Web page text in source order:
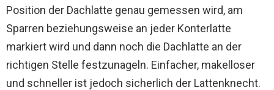
Position der Dachlatte genau gemessen wird, am
Sparren beziehungsweise an jeder Konterlatte
markiert wird und dann noch die Dachlatte an der
richtigen Stelle festzunageln. Einfacher, makelloser
und schneller ist jedoch sicherlich der Lattenknecht.